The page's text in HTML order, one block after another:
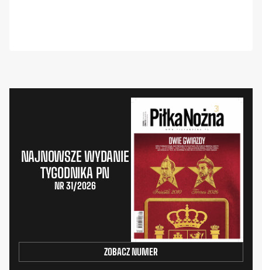
NAJNOWSZE WYDANIE
TYGODNIKA PN
NR 31/2026
ZOBACZ NUMER